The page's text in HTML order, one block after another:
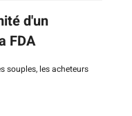
d'un
FDA
souples, les acheteurs